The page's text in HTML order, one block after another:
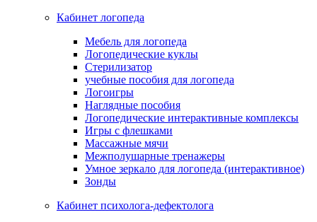
Кабинет логопеда
Мебель для логопеда
Логопедические куклы
Стерилизатор
учебные пособия для логопеда
Логоигры
Наглядные пособия
Логопедические интерактивные комплексы
Игры с флешками
Массажные мячи
Межполушарные тренажеры
Умное зеркало для логопеда (интерактивное)
Зонды
Кабинет психолога-дефектолога